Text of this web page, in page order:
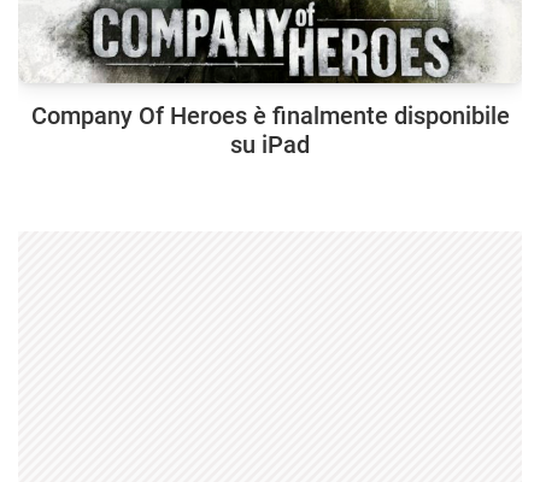
Company Of Heroes è finalmente disponibile
su iPad